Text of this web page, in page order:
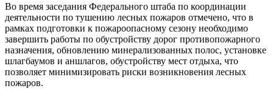
Во время заседания Федерального штаба по координации
деятельности по тушению лесных пожаров отмечено, что в
рамках подготовки к пожароопасному сезону необходимо
завершить работы по обустройству дорог противопожарного
назначения, обновлению минерализованных полос, установке
шлагбаумов и аншлагов, обустройству мест отдыха, что
позволяет минимизировать риски возникновения лесных
пожаров.